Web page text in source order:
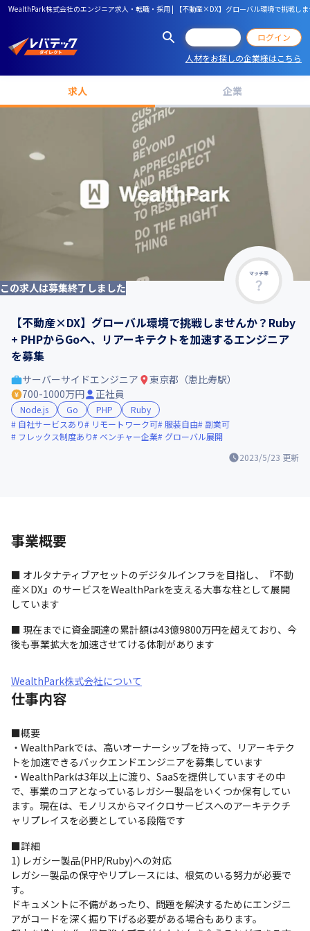
WealthPark株式会社のエンジニア求人・転職・採用 | 【不動産×DX】グローバル環境で挑戦し
ログイン
人材をお探しの企業様はこちら
求人 企業
マッチ率
この求人は募集終了しました
【不動産×DX】グローバル環境で挑戦しませんか？Ruby
+ PHPからGoへ、リアーキテクトを加速するエンジニア
を募集
2023/5/23 更新
サーバーサイドエンジニア
東京都（恵比寿駅）
700-1000万円
正社員
Node.js Go PHP
Ruby
自社サービスあり
リモートワーク可 服装自由
副業可
フレックス制度あり
ベンチャー企業 グローバル展開
事業概要
■ オルタナティブアセットのデジタルインフラを目指し、『不動
産×DX』のサービスをWealthParkを支える大事な柱として展開
しています
■ 現在までに資金調達の累計額は43億9800万円を超えており、今
後も事業拡大を加速させてける体制があります
WealthPark株式会社について
仕事内容
■概要
・WealthParkでは、高いオーナーシップを持って、リアーキテク
トを加速できるバックエンドエンジニアを募集しています
・WealthParkは3年以上に渡り、SaaSを提供していますその中
で、事業のコアとなっているレガシー製品をいくつか保有してい
ます。現在は、モノリスからマイクロサービスへのアーキテクチ
ャリプレイスを必要としている段階です
■詳細
1) レガシー製品(PHP/Ruby)への対応
レガシー製品の保守やリプレースには、根気のいる努力が必要で
す。
ドキュメントに不備があったり、問題を解決するためにエンジニ
アがコードを深く掘り下げる必要がある場合もあります。